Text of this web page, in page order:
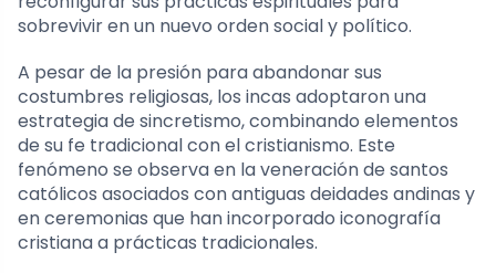
sobrevivir en un nuevo orden social y político.
A pesar de la presión para abandonar sus
costumbres religiosas, los incas adoptaron una
estrategia de sincretismo, combinando elementos
de su fe tradicional con el cristianismo. Este
fenómeno se observa en la veneración de santos
católicos asociados con antiguas deidades andinas y
en ceremonias que han incorporado iconografía
cristiana a prácticas tradicionales.